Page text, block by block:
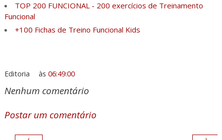
TOP 200 FUNCIONAL - 200 exercícios de Treinamento
Funcional
+100 Fichas de Treino Funcional Kids
Editoria às06:49:00
Nenhum comentário
Postar um comentário